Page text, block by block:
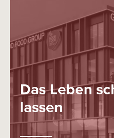
Das Leben
lassen